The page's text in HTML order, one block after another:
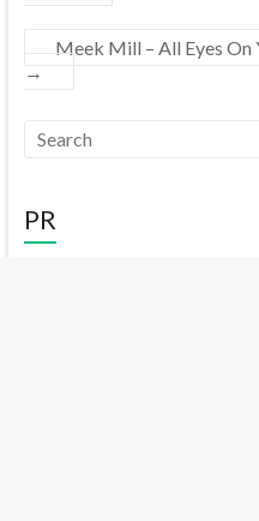
Meek Mill – All Eyes
→
PR